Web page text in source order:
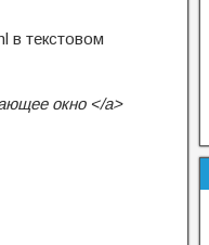
в текстовом
окно </a>